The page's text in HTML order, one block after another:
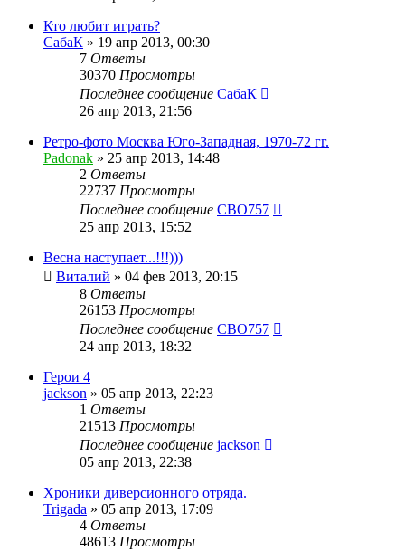
Кто любит играть?
СабаК » 19 апр 2013, 00:30
7 Ответы
30370 Просмотры
Последнее сообщение СабаК
26 апр 2013, 21:56
Ретро-фото Москва Юго-Западная, 1970-72 гг.
Padonak » 25 апр 2013, 14:48
2 Ответы
22737 Просмотры
Последнее сообщение CBO757
25 апр 2013, 15:52
Весна наступает...!!!)))
Виталий » 04 фев 2013, 20:15
8 Ответы
26153 Просмотры
Последнее сообщение CBO757
24 апр 2013, 18:32
Герои 4
jackson » 05 апр 2013, 22:23
1 Ответы
21513 Просмотры
Последнее сообщение jackson
05 апр 2013, 22:38
Хроники диверсионного отряда.
Trigada » 05 апр 2013, 17:09
4 Ответы
48613 Просмотры